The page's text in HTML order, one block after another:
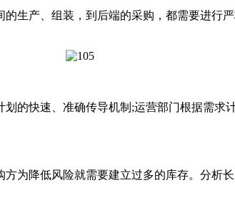
产、组装，到后端的采购，都需要进行
快速、准确传导机制;运营部门根据需求
降低风险就需要建立过多的库存。分析